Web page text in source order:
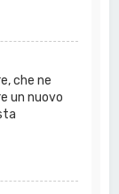
che ne
un nuovo